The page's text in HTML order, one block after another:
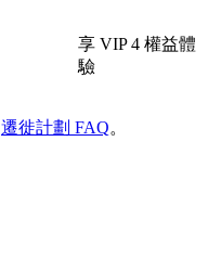
享 VIP 4 權益體
驗
遷徙計劃 FAQ。